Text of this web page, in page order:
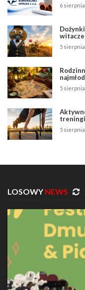
6
5
5
5
LOSOWY NEWS